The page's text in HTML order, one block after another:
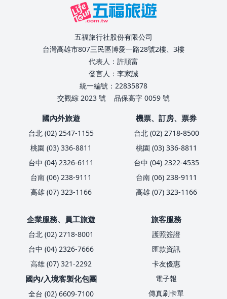
五福旅行社股份有限公司
台灣高雄市807三民區博愛一路28號2樓、3樓
代表人：許順富
發言人：李家誠
統一編號：22835878
交觀綜 2023 號
品保高字 0059 號
國內外旅遊
台北 (02) 2547-1155
桃園 (03) 336-8811
台中 (04) 2326-6111
台南 (06) 238-9111
高雄 (07) 323-1166
機票、訂房、票券
台北 (02) 2718-8500
桃園 (03) 336-8811
台中 (04) 2322-4535
台南 (06) 238-9111
高雄 (07) 323-1166
企業服務、員工旅遊
台北 (02) 2718-8001
台中 (04) 2326-7666
高雄 (07) 321-2292
國內/入境客製化包團
全台 (02) 6609-7100
旅客服務
護照簽證
匯款資訊
卡友優惠
電子報
傳真刷卡單